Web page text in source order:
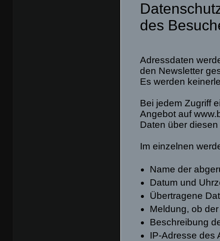
des
Adressdaten
den Newsletter
Es werden
Bei jedem Zugriff
Angebot auf
Daten über
Im einzelnen
Name der
Datum und
Übertragene
Meldung, ob
Beschreibung
IP-Adresse des